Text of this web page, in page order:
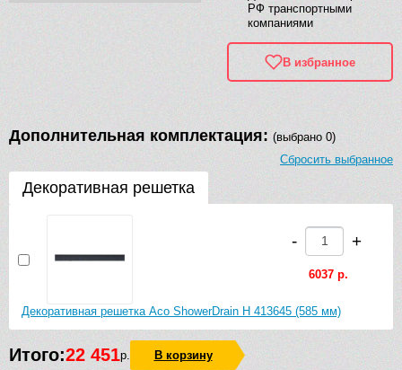
РФ транспортными
компаниями
В избранное
Дополнительная комплектация: (выбрано 0)
Сбросить выбранное
Декоративная решетка
Декоративная решетка Aco ShowerDrain H 413645 (585 мм)
- +
6037 р.
Итого:22 451р. В корзину